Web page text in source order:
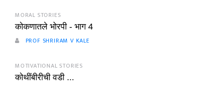
MORAL STORIES
कोकणातले भोरपी - भाग 4
PROF SHRIRAM V KALE
MOTIVATIONAL STORIES
कोथींबीरीची वडी ...